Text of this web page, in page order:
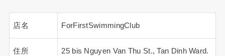
店名 ForFirstSwimmingClub
住所 25 bis Nguyen Van Thu St., Tan Dinh Ward.